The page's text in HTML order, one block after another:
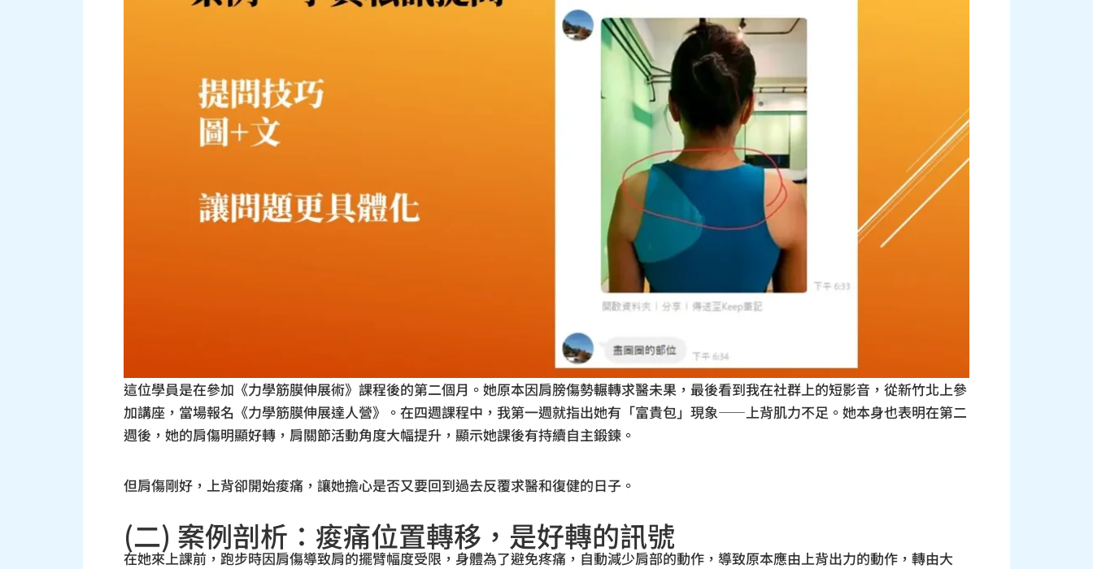
這位學員是在參加《力學筋膜伸展術》課程後的第二個月。她原本因肩膀傷勢輾轉求醫未果，最後看到我在社群上的短影音，從新竹北上參
加講座，當場報名《力學筋膜伸展達人營》。在四週課程中，我第一週就指出她有「富貴包」現象——上背肌力不足。她本身也表明在第二
週後，她的肩傷明顯好轉，肩關節活動角度大幅提升，顯示她課後有持續自主鍛鍊。
但肩傷剛好，上背卻開始痠痛，讓她擔心是否又要回到過去反覆求醫和復健的日子。
(二) 案例剖析：痠痛位置轉移，是好轉的訊號
在她來上課前，跑步時因肩傷導致肩的擺臂幅度受限，身體為了避免疼痛，自動減少肩部的動作，導致原本應由上背出力的動作，轉由大